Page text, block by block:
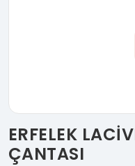
ERFELEK
ÇANTASI